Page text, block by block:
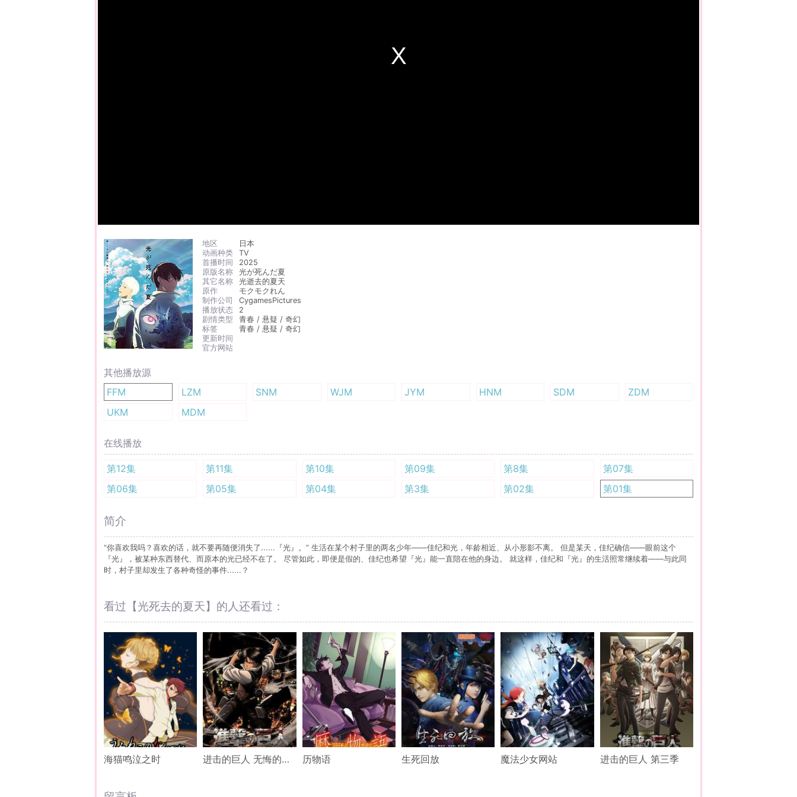
地区
日本
动画种类
TV
首播时间
2025
原版名称
光が死んだ夏
其它名称
光逝去的夏天
原作
モクモクれん
制作公司
CygamesPictures
播放状态
2
剧情类型
青春 / 悬疑 / 奇幻
标签
青春 / 悬疑 / 奇幻
更新时间
官方网站
其他播放源
FFM
LZM SNM WJM JYM HNM SDM
ZDM
UKM
MDM
在线播放
第12集 第11集 第10集 第09集 第8集
第07集
第06集
第05集 第04集 第3集 第02集 第01集
简介
“你喜欢我吗？喜欢的话，就不要再随便消失了......『光』。” 生活在某个村子里的两名少年——佳纪和光，年龄相近、从小形影不离。 但是某天，佳纪确信——眼前这个
『光』，被某种东西替代、而原本的光已经不在了。 尽管如此，即便是假的、佳纪也希望『光』能一直陪在他的身边。 就这样，佳纪和『光』的生活照常继续着——与此同
时，村子里却发生了各种奇怪的事件......？
看过【光死去的夏天】的人还看过：
海猫鸣泣之时 进击的巨人 无悔的选择 历物语 生死回放 魔法少女网站 进击的巨人 第三季